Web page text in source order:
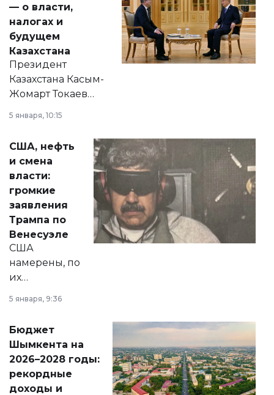
— о власти,
налогах и
будущем
Казахстана
Президент
Казахстана Касым-
Жомарт Токаев
сразу несколько
актуальных тем —
от слухов о
политических
реформах до
вопросов армии,
экономики и
личного здоровья.
5 января, 10:15
США, нефть
и смена
власти:
громкие
заявления
Трампа по
Венесуэле
США
намерены, по
их
принести
народу
Венесуэлы.
5 января, 9:36
Бюджет
Шымкента на
2026–2028 годы:
рекордные
доходы и